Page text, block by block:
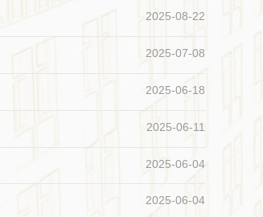
2025-08-22
2025-07-08
2025-06-18
2025-06-11
2025-06-04
2025-06-04